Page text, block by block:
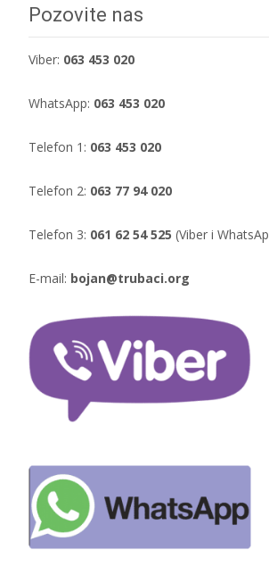
Pozovite nas
Viber: 063 453 020
WhatsApp: 063 453 020
Telefon 1: 063 453 020
Telefon 2: 063 77 94 020
Telefon 3: 061 62 54 525 (Viber i
E-mail: bojan@trubaci.org